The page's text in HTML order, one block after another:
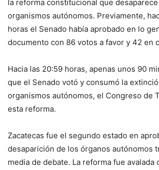
la reforma constitucional que
organismos autónomos. Previamente,
horas el Senado había aprobado en lo
documento con 86 votos a favor y 42 en
Hacia las 20:59 horas, apenas unos 90
que el Senado votó y consumó la
organismos autónomos, el Congreso de
esta reforma.
Zacatecas fue el segundo estado en
desaparición de los órganos autónomos
media de debate. La reforma fue avalada